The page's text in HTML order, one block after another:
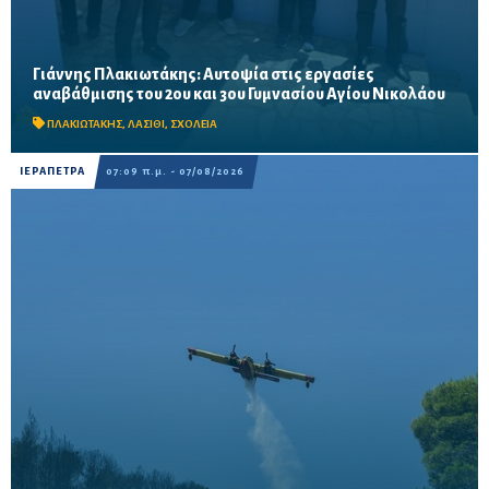
Γιάννης Πλακιωτάκης: Αυτοψία στις εργασίες
αναβάθμισης του 2ου και 3ου Γυμνασίου Αγίου Νικολάου
ΠΛΑΚΙΩΤΑΚΗΣ, ΛΑΣΙΘΙ, ΣΧΟΛΕΙΑ
Οι παρεμβάσεις του προγράμματος «Μαριέττα Γιαννάκου»
αναμένεται να ολοκληρωθούν πριν από τη νέα σχολική χρονιά –
Προβλέπονται ανακαινίσεις αιθουσών, αύλειων και...
ΙΕΡΑΠΕΤΡΑ 07:09 π.μ. - 07/08/2026